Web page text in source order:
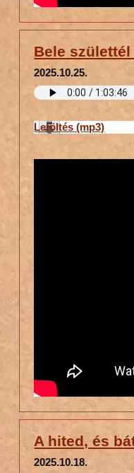
Bele
2025.10.25.
Letöltés (mp3)
A hited, és
2025.10.18.